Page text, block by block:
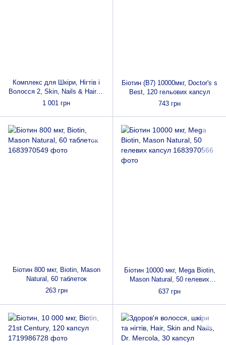
Комплекс для Шкіри, Нігтів і
Волосся 2, Skin, Nails & Hair 2,
MegaFood, 60 таблеток
1 001 грн
Біотин (В7) 10000мкг, Doctor's s
Best, 120 гельових капсул
743 грн
Біотин 800 мкг, Biotin, Mason
Natural, 60 таблеток
263 грн
Біотин 10000 мкг, Mega Biotin,
Mason Natural, 50 гелевих
капсул
637 грн